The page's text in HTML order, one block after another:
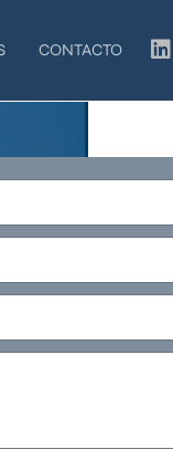
CONTACTO
L
i
k